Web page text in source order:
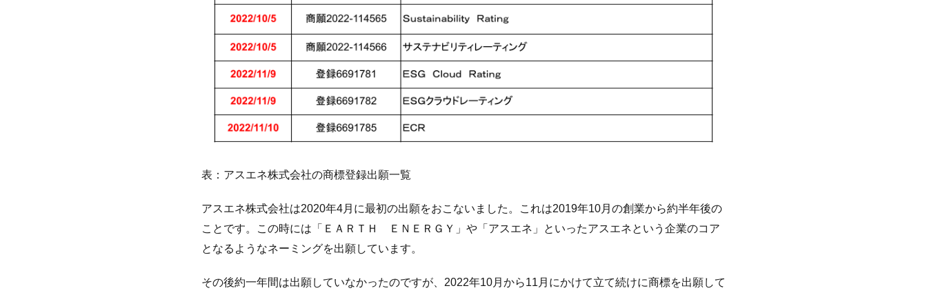
表：アスエネ株式会社の商標登録出願一覧
アスエネ株式会社は2020年4月に最初の出願をおこないました。これは2019年10月の創業から約半年後の
ことです。この時には「ＥＡＲＴＨ ＥＮＥＲＧＹ」や「アスエネ」といったアスエネという企業のコア
となるようなネーミングを出願しています。
その後約一年間は出願していなかったのですが、2022年10月から11月にかけて立て続けに商標を出願して